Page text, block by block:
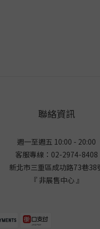
聯絡資訊
週一至週五 10:00 - 20:00
客服專線：02-2974-8408
新北市三重區成功路73巷38
『 非展售中心 』